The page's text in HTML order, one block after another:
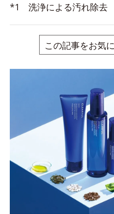
*1 洗浄による汚れ除去
この記事をお気